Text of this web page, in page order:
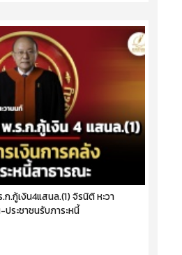
.กู้เงิน4แสนล.(1) จิรนิติ หะวา
ระชาชนรับภาระหนี้